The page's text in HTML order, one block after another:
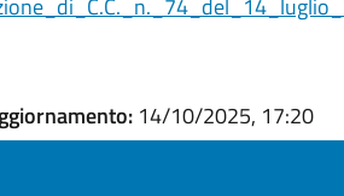
14/10/2025, 17:20